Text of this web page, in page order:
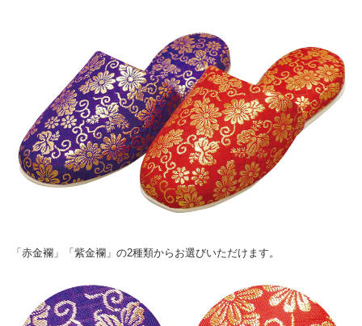
「赤金襴」「紫金襴」の2種類からお選びいただけます。